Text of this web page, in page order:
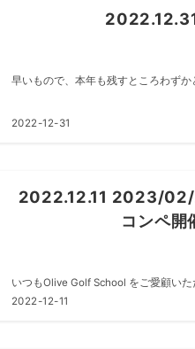
早いもので、本年も残すところわず
2022-12-31
2022.12.11 2023/02/
コンペ開
いつもOlive Golf School をご愛顧い
2022-12-11